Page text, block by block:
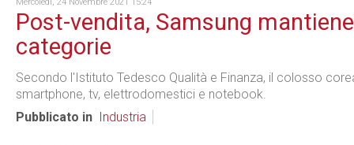
Mercoledì, 24 Novembre 2021 15:24
Post-vendita, Samsung
categorie
Secondo l'Istituto Tedesco Qualità e Finanza, il colosso
smartphone, tv, elettrodomestici e notebook.
Pubblicato in
Industria